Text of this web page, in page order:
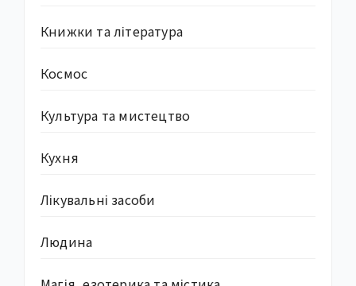
Книжки та література
Космос
Культура та мистецтво
Кухня
Лікувальні засоби
Людина